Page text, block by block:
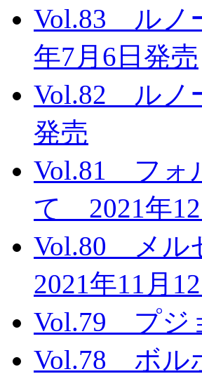
Vol.83 ルノ
年7月6日発売
Vol.82 ルノ
発売
Vol.81 フォ
て 2021年
Vol.80 メル
2021年11月
Vol.79 プジ
Vol.78 ボル